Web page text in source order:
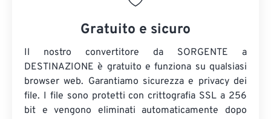
Gratuito e sicuro
Il nostro convertitore da SORGENTE a
DESTINAZIONE è gratuito e funziona su qualsiasi
browser web. Garantiamo sicurezza e privacy dei
file. I file sono protetti con crittografia SSL a 256
bit e vengono eliminati automaticamente dopo